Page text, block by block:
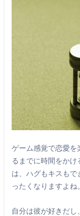
ゲーム感覚で恋愛を
るまでに時間をか
は、ハグもキスも
ったくなりますよね。
自分は彼が好きだ